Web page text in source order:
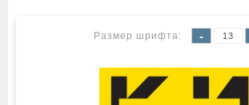
Размер шрифта: - 13